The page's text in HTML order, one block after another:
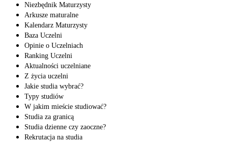
Niezbędnik Maturzysty
Arkusze maturalne
Kalendarz Maturzysty
Baza Uczelni
Opinie o Uczelniach
Ranking Uczelni
Aktualności uczelniane
Z życia uczelni
Jakie studia wybrać?
Typy studiów
W jakim mieście studiować?
Studia za granicą
Studia dzienne czy zaoczne?
Rekrutacja na studia